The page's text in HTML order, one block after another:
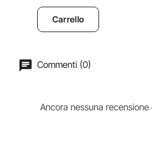
Carrello
Commenti (0)
Ancora nessuna